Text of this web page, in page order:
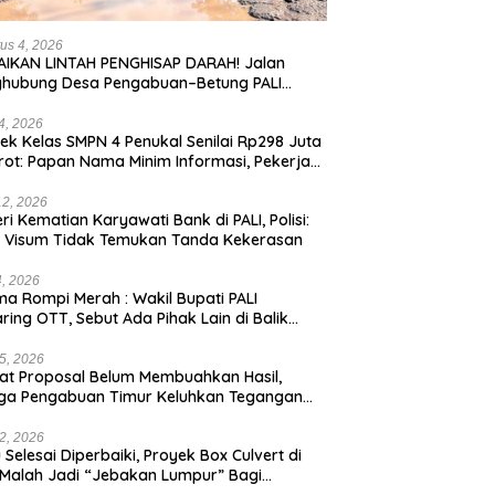
4, 2026
LINTAH PENGHISAP DARAH! Jalan
Desa Pengabuan–Betung PALI
Kerok
2026
Kelas SMPN 4 Penukal Senilai Rp298 Juta
Papan Nama Minim Informasi, Pekerja
2026
Kematian Karyawati Bank di PALI, Polisi:
Visum Tidak Temukan Tanda Kekerasan
2026
Rompi Merah : Wakil Bupati PALI
OTT, Sebut Ada Pihak Lain di Balik
2026
Proposal Belum Membuahkan Hasil,
Pengabuan Timur Keluhkan Tegangan
2026
Selesai Diperbaiki, Proyek Box Culvert di
Malah Jadi “Jebakan Lumpur” Bagi